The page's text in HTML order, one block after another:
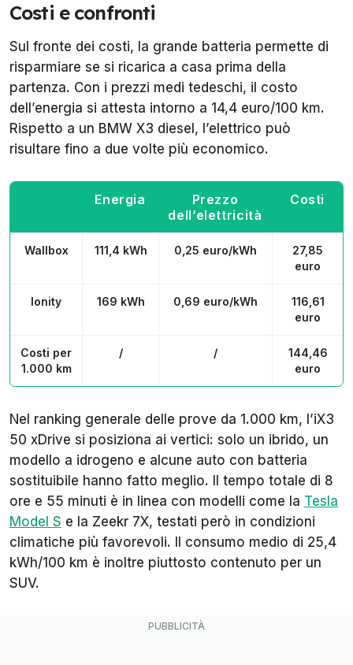
Costi e confronti
Sul fronte dei costi, la grande batteria permette di
risparmiare se si ricarica a casa prima della
partenza. Con i prezzi medi tedeschi, il costo
dell’energia si attesta intorno a 14,4 euro/100 km.
Rispetto a un BMW X3 diesel, l’elettrico può
risultare fino a due volte più economico.
Energia
Prezzo
dell’elettricità
Costi
Wallbox 111,4 kWh 0,25 euro/kWh
27,85
euro
Ionity 169 kWh 0,69 euro/kWh
116,61
euro
Costi per
1.000 km
/ /
144,46
euro
Nel ranking generale delle prove da 1.000 km, l’iX3
50 xDrive si posiziona ai vertici: solo un ibrido, un
modello a idrogeno e alcune auto con batteria
sostituibile hanno fatto meglio. Il tempo totale di 8
ore e 55 minuti è in linea con modelli come la Tesla
Model S e la Zeekr 7X, testati però in condizioni
climatiche più favorevoli. Il consumo medio di 25,4
kWh/100 km è inoltre piuttosto contenuto per un
SUV.